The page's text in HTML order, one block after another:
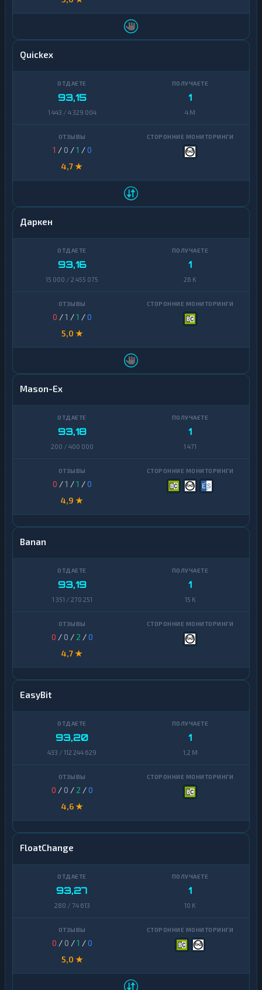
Quickex
93,15
1 443 / 4 329 004
1
4 M
1 / 0 /1 /0
4,7 ★
Даркен
93,16
15 000 / 2 455 075
1
26 K
0 /1 /1 /0
5,0 ★
Mason-Ex
93,18
200 / 400 000
1
1 471
0 /1 /1 /0
4,9 ★
Banan
93,19
1 351 / 270 251
1
15 K
0 / 0 / 2 /0
4,7 ★
EasyBit
93,20
433 / 112 244 629
1
1,2 M
0 / 0 / 2 /0
4,6 ★
FloatChange
93,27
280 / 74 613
1
10 K
0 / 0 /1 /0
5,0 ★